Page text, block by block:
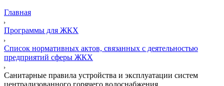
Главная
Программы для ЖКХ
Список нормативных актов, связанных с деятельностью
предприятий сферы ЖКХ
Санитарные правила устройства и эксплуатации систем
централизованного горячего водоснабжения